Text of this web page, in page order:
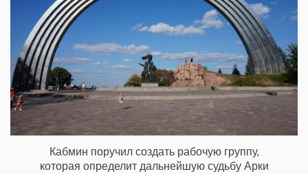
Кабмин поручил создать рабочую группу,
которая определит дальнейшую судьбу Арки